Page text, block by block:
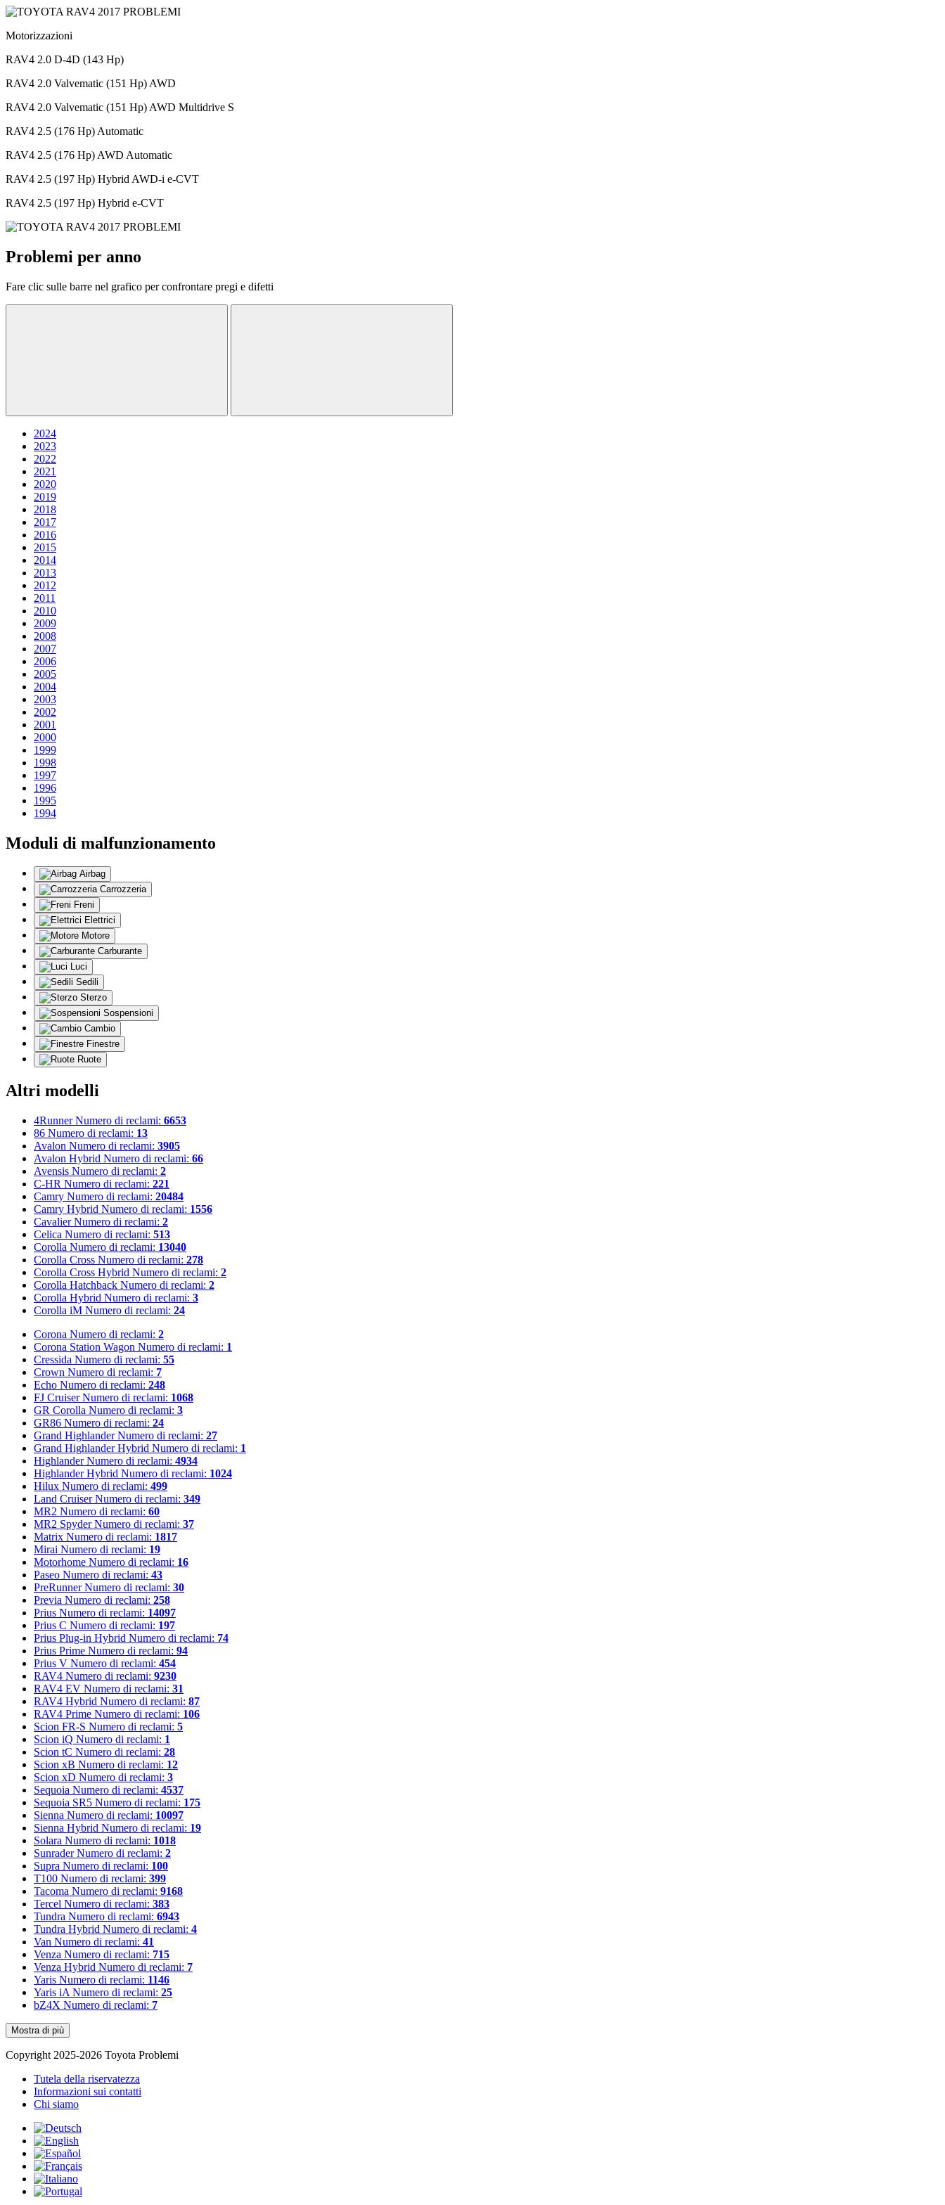
Motorizzazioni
RAV4 2.0 D-4D (143 Hp)
RAV4 2.0 Valvematic (151 Hp) AWD
RAV4 2.0 Valvematic (151 Hp) AWD Multidrive S
RAV4 2.5 (176 Hp) Automatic
RAV4 2.5 (176 Hp) AWD Automatic
RAV4 2.5 (197 Hp) Hybrid AWD-i e-CVT
RAV4 2.5 (197 Hp) Hybrid e-CVT
Problemi per anno
Fare clic sulle barre nel grafico per confrontare pregi e difetti
2024
2023
2022
2021
2020
2019
2018
2017
2016
2015
2014
2013
2012
2011
2010
2009
2008
2007
2006
2005
2004
2003
2002
2001
2000
1999
1998
1997
1996
1995
1994
Moduli di malfunzionamento
Airbag
Carrozzeria
Freni
Elettrici
Motore
Carburante
Luci
Sedili
Sterzo
Sospensioni
Cambio
Finestre
Ruote
Altri modelli
4Runner Numero di reclami: 6653
86 Numero di reclami: 13
Avalon Numero di reclami: 3905
Avalon Hybrid Numero di reclami: 66
Avensis Numero di reclami: 2
C-HR Numero di reclami: 221
Camry Numero di reclami: 20484
Camry Hybrid Numero di reclami: 1556
Cavalier Numero di reclami: 2
Celica Numero di reclami: 513
Corolla Numero di reclami: 13040
Corolla Cross Numero di reclami: 278
Corolla Cross Hybrid Numero di reclami: 2
Corolla Hatchback Numero di reclami: 2
Corolla Hybrid Numero di reclami: 3
Corolla iM Numero di reclami: 24
Corona Numero di reclami: 2
Corona Station Wagon Numero di reclami: 1
Cressida Numero di reclami: 55
Crown Numero di reclami: 7
Echo Numero di reclami: 248
FJ Cruiser Numero di reclami: 1068
GR Corolla Numero di reclami: 3
GR86 Numero di reclami: 24
Grand Highlander Numero di reclami: 27
Grand Highlander Hybrid Numero di reclami: 1
Highlander Numero di reclami: 4934
Highlander Hybrid Numero di reclami: 1024
Hilux Numero di reclami: 499
Land Cruiser Numero di reclami: 349
MR2 Numero di reclami: 60
MR2 Spyder Numero di reclami: 37
Matrix Numero di reclami: 1817
Mirai Numero di reclami: 19
Motorhome Numero di reclami: 16
Paseo Numero di reclami: 43
PreRunner Numero di reclami: 30
Previa Numero di reclami: 258
Prius Numero di reclami: 14097
Prius C Numero di reclami: 197
Prius Plug-in Hybrid Numero di reclami: 74
Prius Prime Numero di reclami: 94
Prius V Numero di reclami: 454
RAV4 Numero di reclami: 9230
RAV4 EV Numero di reclami: 31
RAV4 Hybrid Numero di reclami: 87
RAV4 Prime Numero di reclami: 106
Scion FR-S Numero di reclami: 5
Scion iQ Numero di reclami: 1
Scion tC Numero di reclami: 28
Scion xB Numero di reclami: 12
Scion xD Numero di reclami: 3
Sequoia Numero di reclami: 4537
Sequoia SR5 Numero di reclami: 175
Sienna Numero di reclami: 10097
Sienna Hybrid Numero di reclami: 19
Solara Numero di reclami: 1018
Sunrader Numero di reclami: 2
Supra Numero di reclami: 100
T100 Numero di reclami: 399
Tacoma Numero di reclami: 9168
Tercel Numero di reclami: 383
Tundra Numero di reclami: 6943
Tundra Hybrid Numero di reclami: 4
Van Numero di reclami: 41
Venza Numero di reclami: 715
Venza Hybrid Numero di reclami: 7
Yaris Numero di reclami: 1146
Yaris iA Numero di reclami: 25
bZ4X Numero di reclami: 7
Mostra di più
Copyright 2025-2026 Toyota Problemi
Tutela della riservatezza
Informazioni sui contatti
Chi siamo